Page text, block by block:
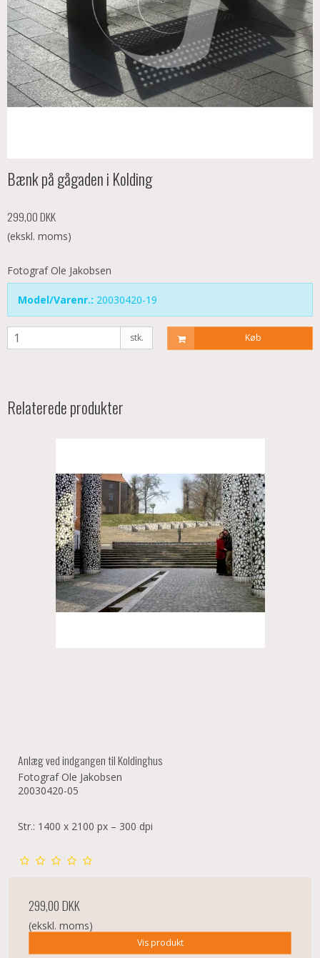
Bænk på gågaden i Kolding
299,00 DKK
(ekskl. moms)
Fotograf Ole Jakobsen
Model/Varenr.: 20030420-19
stk. Køb
Relaterede produkter
Anlæg ved indgangen til Koldinghus
Fotograf Ole Jakobsen
20030420-05
Str.: 1400 x 2100 px – 300 dpi
299,00 DKK
(ekskl. moms)
Vis produkt